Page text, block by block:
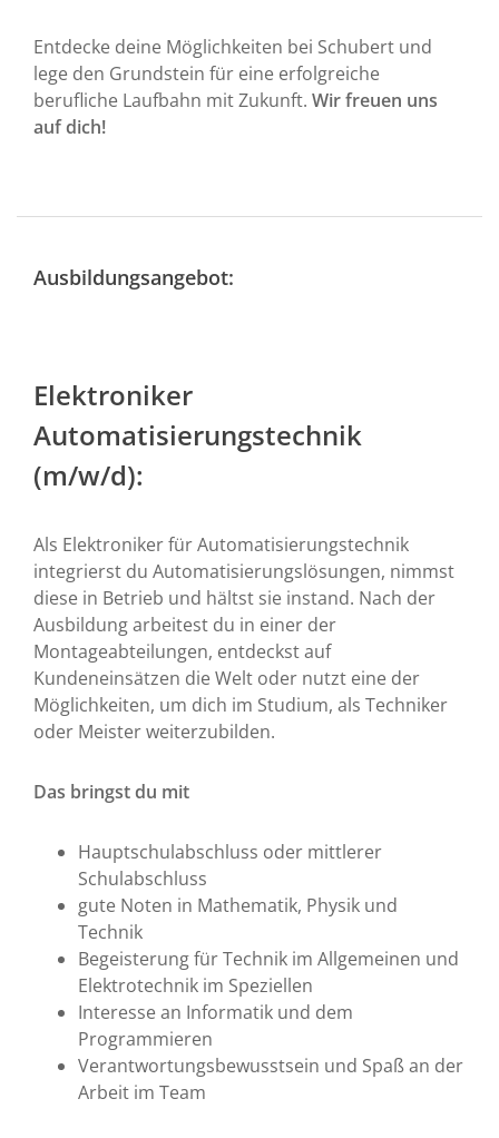
Entdecke deine Möglichkeiten bei Schubert und
lege den Grundstein für eine erfolgreiche
berufliche Laufbahn mit Zukunft. Wir freuen uns
auf dich!
Ausbildungsangebot:
Elektroniker
Automatisierungstechnik
(m/w/d):
Als Elektroniker für Automatisierungstechnik
integrierst du Automatisierungslösungen, nimmst
diese in Betrieb und hältst sie instand. Nach der
Ausbildung arbeitest du in einer der
Montageabteilungen, entdeckst auf
Kundeneinsätzen die Welt oder nutzt eine der
Möglichkeiten, um dich im Studium, als Techniker
oder Meister weiterzubilden.
Das bringst du mit
Hauptschulabschluss oder mittlerer
Schulabschluss
gute Noten in Mathematik, Physik und
Technik
Begeisterung für Technik im Allgemeinen und
Elektrotechnik im Speziellen
Interesse an Informatik und dem
Programmieren
Verantwortungsbewusstsein und Spaß an der
Arbeit im Team